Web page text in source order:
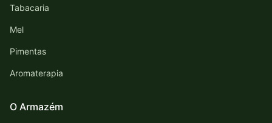
Tabacaria
Mel
Pimentas
Aromaterapia
O Armazém